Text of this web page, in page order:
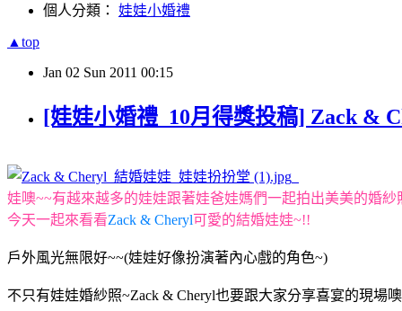
個人分類： 娃娃小婚禮
▲top
Jan 02 Sun 2011 00:15
[娃娃小婚禮_10月得獎投稿] Zack &
娃噢~~有越來越多的娃娃跟著娃爸娃媽們一起拍出美美的婚紗
今天一起來看看Zack & Cheryl可愛的結婚娃娃~!!
戶外風光無限好~~(娃娃好像扮演著內心戲的角色~)
不只有娃娃婚紗照~Zack & Cheryl也要跟大家分享喜宴的現場